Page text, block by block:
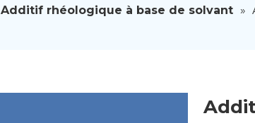
Additif rhéologique à base de solvant »